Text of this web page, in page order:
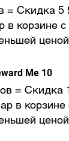
= Скидка 5
в корзине с
ценой
Me 10
= Скидка
в корзине
ценой